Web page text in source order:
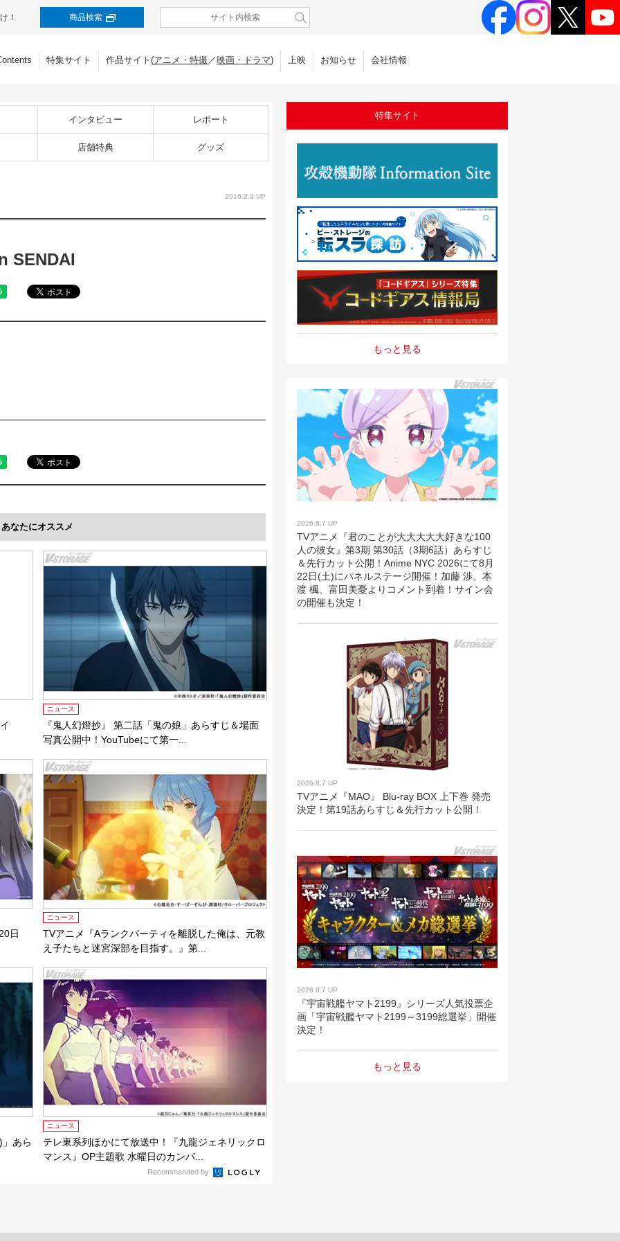
！ 商品検索
特集サイト 作品サイト(アニメ・特撮／映画・ドラマ) 上映 お知らせ 会社情報
インタビュー レポート
店舗特典 グッズ
2016.2.9 UP
SENDAI
あなたにオススメ
ニュース
『鬼人幻燈抄』 第二話「鬼の娘」あらすじ＆場面
写真公開中！YouTubeにて第一...
日
ニュース
TVアニメ『Aランクパーティを離脱した俺は、元教
え子たちと迷宮深部を目指す。』第...
あら
ニュース
テレ東系列ほかにて放送中！『九龍ジェネリックロ
マンス』OP主題歌 水曜日のカンパ...
Recommended by
特集サイト
もっと見る
2026.8.7 UP
TVアニメ『君のことが大大大大大好きな100
人の彼女』第3期 第30話（3期6話）あらすじ
＆先行カット公開！Anime NYC 2026にて8月
22日(土)にパネルステージ開催！加藤 渉、本
渡 楓、富田美憂よりコメント到着！サイン会
の開催も決定！
2026.8.7 UP
TVアニメ『MAO』 Blu-ray BOX 上下巻 発売
決定！第19話あらすじ＆先行カット公開！
2026.8.7 UP
『宇宙戦艦ヤマト2199』シリーズ人気投票企
画「宇宙戦艦ヤマト2199～3199総選挙」開催
決定！
もっと見る